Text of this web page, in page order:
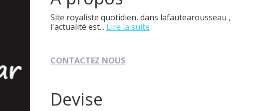
Site royaliste quotidien, dans lafautearousseau ,
l'actualité est... Lire la suite
CONTACTEZ NOUS
Devise